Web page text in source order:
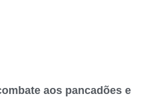
aos pancadões e